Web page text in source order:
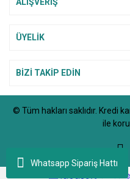
Whatsapp Sipariş Hattı
ÜYELİK
BİZİ TAKİP EDİN
© Tüm hakları saklıdır. Kredi
ile